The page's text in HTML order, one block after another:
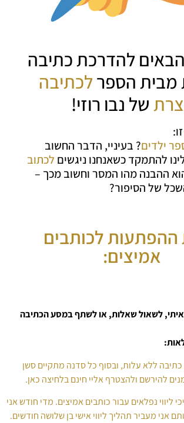
הבאים להדרכת כתיבה
מבית הספרלכתיבה
של נבו רוזי!
זו:
ילדים? בעיניי, הדבר החשוב
להתמקד כשאנחנו ניגשים לכתוב
ההבנה מהו המסר וחשוב מכך –
של הסיפור?
ההפתעות לכותבים
אמיצים:
איתי, לשאול שאלות, או לשתף במסע הכתיבה
כתיבה ללא עלות, ובסוף כל סדנה מתקיים סשן
להירשם ולהצטרף אליי חינם בלחיצה כאן.
ליווי נפלאים עבור כותבים אמיצים. מדי חודש אני
אני מעביר תהליך ליווי אישי בן שלושה חודשים.